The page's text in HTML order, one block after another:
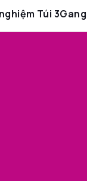
Túi 3Gang